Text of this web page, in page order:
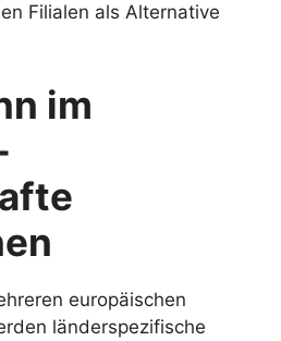
Filialen als Alternative
im
europäischen
länderspezifische